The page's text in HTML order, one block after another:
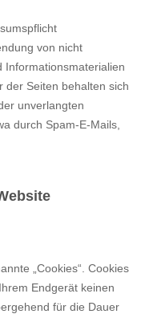
von nicht
Informationsmaterialien
der Seiten behalten sich
unverlangten
durch Spam-E-Mails,
„Cookies“. Cookies
Endgerät keinen
für die Dauer